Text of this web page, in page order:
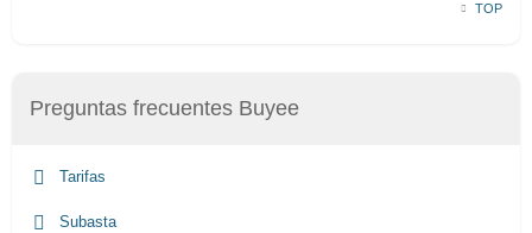
Preguntas frecuentes Buyee
Tarifas
Subasta
TOP